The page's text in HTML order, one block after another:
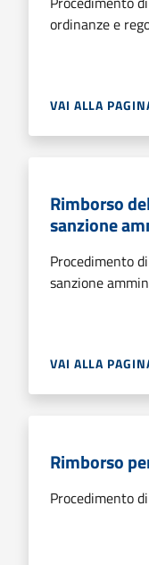
ordinanze e
VAI ALLA
Rimborso
sanzione
Procedimento
sanzione
VAI ALLA
Rimborso
Procedimento